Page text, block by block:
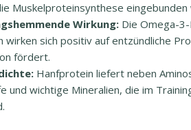
Muskelproteinsynthese eingebunden
Wirkung: Die Omega-
wirken sich positiv auf entzündliche
fördert.
Hanfprotein liefert neben
und wichtige Mineralien, die im